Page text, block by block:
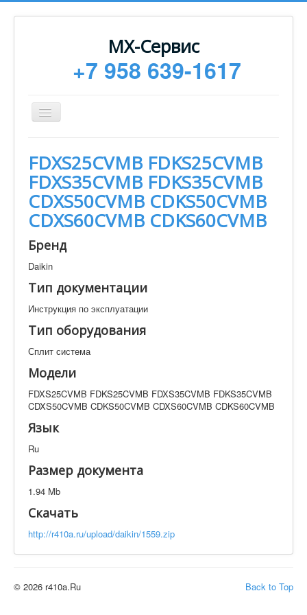
МХ-Сервис
+7 958 639-1617
Toggle
Navigation
Монтаж
Сервисное обслуживание
Техническая документация
Статьи
Новости
Контакты
Техническая документация
FDXS25CVMB FDKS25CVMB FDXS35CVMB
FDKS35CVMB CDXS50CVMB CDKS50CVMB
CDXS60CVMB CDKS60CVMB
Искать
Производитель
Элементов на страницу
FDXS25CVMB FDKS25CVMB
FDXS35CVMB FDKS35CVMB
CDXS50CVMB CDKS50CVMB
CDXS60CVMB CDKS60CVMB
Бренд
Daikin
Тип документации
Инструкция по эксплуатации
Тип оборудования
Сплит система
Модели
FDXS25CVMB FDKS25CVMB FDXS35CVMB FDKS35CVMB
CDXS50CVMB CDKS50CVMB CDXS60CVMB CDKS60CVMB
Язык
Ru
Размер документа
1.94 Mb
Скачать
http://r410a.ru/upload/daikin/1559.zip
Back to Top
© 2026 r410a.Ru